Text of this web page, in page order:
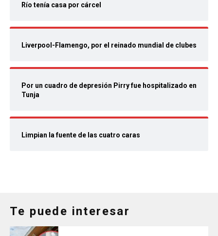
Río tenía casa por cárcel
Liverpool-Flamengo, por el reinado mundial de clubes
Por un cuadro de depresión Pirry fue hospitalizado en
Tunja
Limpian la fuente de las cuatro caras
Te puede interesar